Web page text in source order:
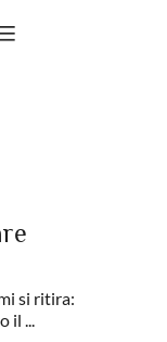
si ritira:
il ...